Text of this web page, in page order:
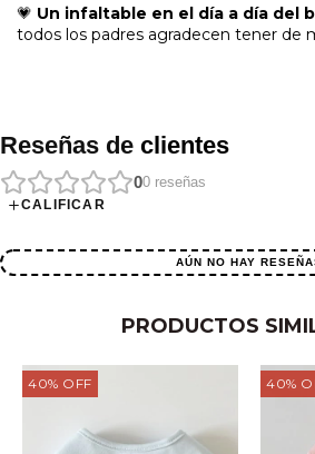
💗 Un infaltable en el día a día del
todos los padres agradecen tener de
Reseñas de clientes
00 reseñas
CALIFICAR
AÚN NO HAY
PRODUCTOS
40% OFF 40%